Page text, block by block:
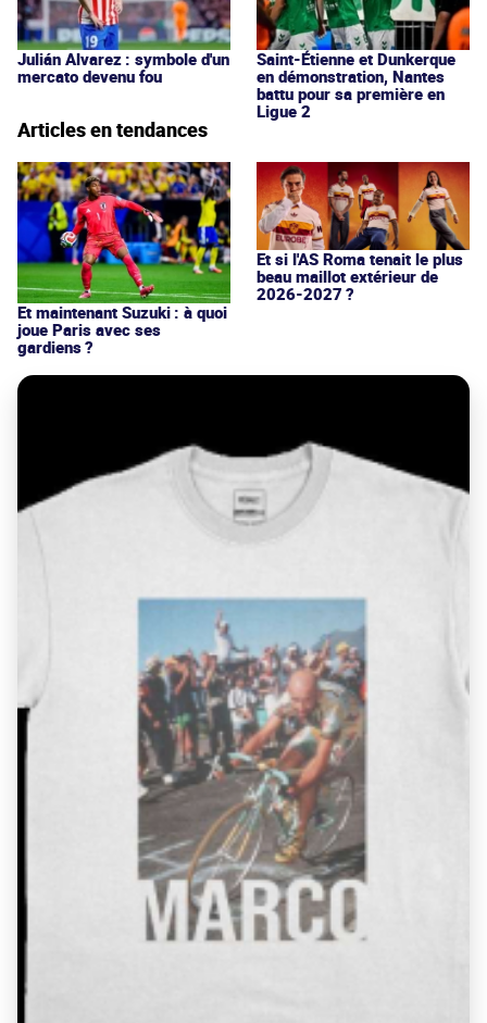
Julián Alvarez : symbole d'un
mercato devenu fou
Saint-Étienne et Dunkerque
en démonstration, Nantes
battu pour sa première en
Ligue 2
Articles en tendances
Et maintenant Suzuki : à quoi
joue Paris avec ses
gardiens ?
Et si l'AS Roma tenait le plus
beau maillot extérieur de
2026-2027 ?